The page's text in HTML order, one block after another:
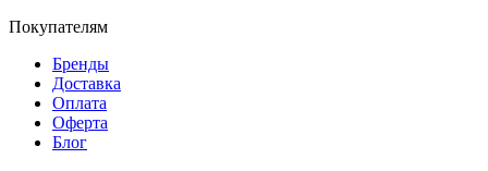
Покупателям
Бренды
Доставка
Оплата
Оферта
Блог